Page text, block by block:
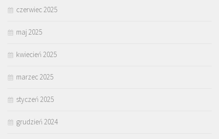
czerwiec 2025
maj 2025
kwiecień 2025
marzec 2025
styczeń 2025
grudzień 2024